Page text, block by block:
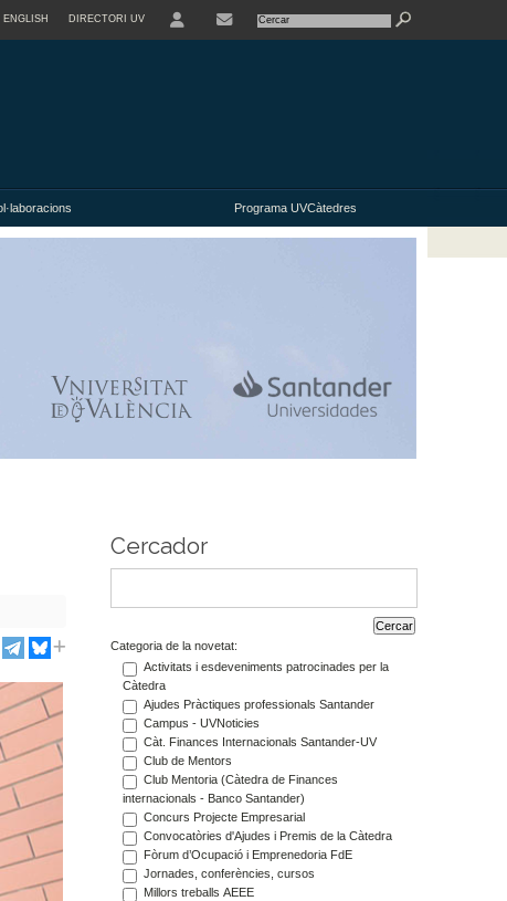
ENGLISH DIRECTORI UV
Programa UVCàtedres
Cercador
Categoria de la novetat:
Activitats i esdeveniments patrocinades per la
Càtedra
Ajudes Pràctiques professionals Santander
Campus - UVNoticies
Càt. Finances Internacionals Santander-UV
Club de Mentors
Club Mentoria (Càtedra de Finances
internacionals - Banco Santander)
Concurs Projecte Empresarial
Convocatòries d'Ajudes i Premis de la Càtedra
Fòrum d’Ocupació i Emprenedoria FdE
Jornades, conferències, cursos
Millors treballs AEEE